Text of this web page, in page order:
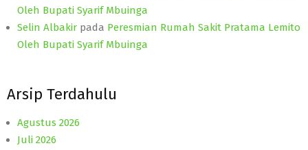
Oleh Bupati Syarif Mbuinga
Selin Albakir pada Peresmian Rumah Sakit Pratama Lemito
Oleh Bupati Syarif Mbuinga
Arsip Terdahulu
Agustus 2026
Juli 2026